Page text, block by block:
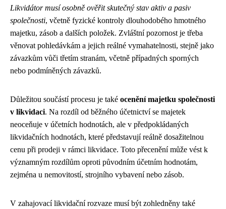
Likvidátor musí osobně ověřit skutečný stav aktiv a pasiv
společnosti, včetně fyzické kontroly dlouhodobého hmotného
majetku, zásob a dalších položek. Zvláštní pozornost je třeba
věnovat pohledávkám a jejich reálné vymahatelnosti, stejně jako
závazkům vůči třetím stranám, včetně případných sporných
nebo podmíněných závazků.
Důležitou součástí procesu je také ocenění majetku společnosti
v likvidaci. Na rozdíl od běžného účetnictví se majetek
neoceňuje v účetních hodnotách, ale v předpokládaných
likvidačních hodnotách, které představují reálně dosažitelnou
cenu při prodeji v rámci likvidace. Toto přecenění může vést k
významným rozdílům oproti původním účetním hodnotám,
zejména u nemovitostí, strojního vybavení nebo zásob.
V zahajovací likvidační rozvaze musí být zohledněny také